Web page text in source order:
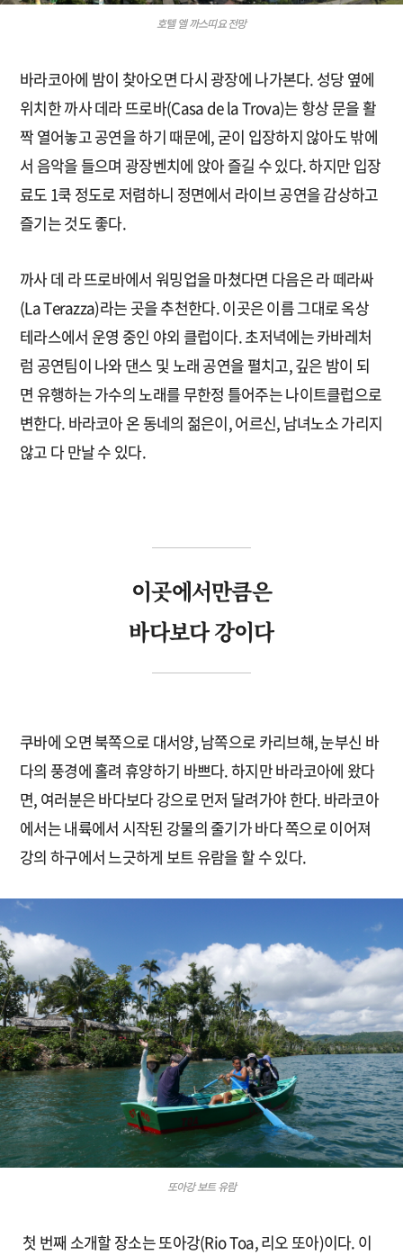
호텔 엘 까스띠요 전망
바라코아에 밤이 찾아오면 다시 광장에 나가본다. 성당 옆에
위치한 까사 데라 뜨로바(Casa de la Trova)는 항상 문을 활
짝 열어놓고 공연을 하기 때문에, 굳이 입장하지 않아도 밖에
서 음악을 들으며 광장벤치에 앉아 즐길 수 있다. 하지만 입장
료도 1쿡 정도로 저렴하니 정면에서 라이브 공연을 감상하고
즐기는 것도 좋다.
까사 데 라 뜨로바에서 워밍업을 마쳤다면 다음은 라 떼라싸
(La Terazza)라는 곳을 추천한다. 이곳은 이름 그대로 옥상
테라스에서 운영 중인 야외 클럽이다. 초저녁에는 카바레처
럼 공연팀이 나와 댄스 및 노래 공연을 펼치고, 깊은 밤이 되
면 유행하는 가수의 노래를 무한정 틀어주는 나이트클럽으로
변한다. 바라코아 온 동네의 젊은이, 어르신, 남녀노소 가리지
않고 다 만날 수 있다.
이곳에서만큼은
바다보다 강이다
쿠바에 오면 북쪽으로 대서양, 남쪽으로 카리브해, 눈부신 바
다의 풍경에 홀려 휴양하기 바쁘다. 하지만 바라코아에 왔다
면, 여러분은 바다보다 강으로 먼저 달려가야 한다. 바라코아
에서는 내륙에서 시작된 강물의 줄기가 바다 쪽으로 이어져
강의 하구에서 느긋하게 보트 유람을 할 수 있다.
또아강 보트 유람
첫 번째 소개할 장소는 또아강(Rio Toa, 리오 또아)이다. 이